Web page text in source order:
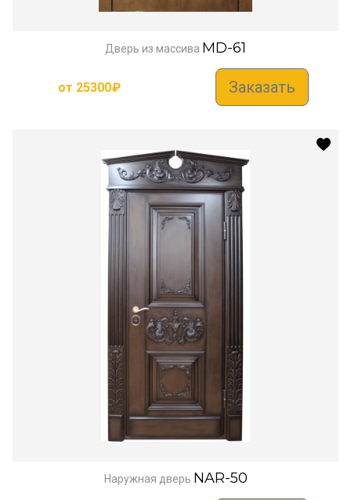
Дверь из массива MD-61
от 25300₽ Заказать
Наружная дверь NAR-50